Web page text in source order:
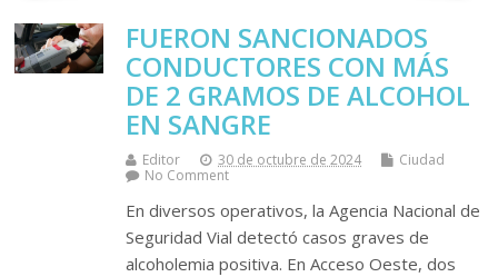
FUERON SANCIONADOS
CONDUCTORES CON MÁS
DE 2 GRAMOS DE ALCOHOL
EN SANGRE
Editor 30 de octubre de 2024
Ciudad
No Comment
En diversos operativos, la Agencia Nacional de
Seguridad Vial detectó casos graves de
alcoholemia positiva. En Acceso Oeste, dos